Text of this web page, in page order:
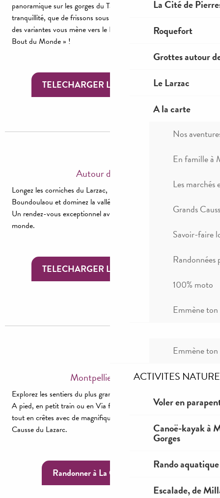
La Cité de
Roquefort
Grottes autour
Le Larzac
A la carte
Nos
En famille à
Les marchés
Grands
Savoir-faire
Randonnées
100% moto
Emmène
Emmène
ACTIVITES NATURE
Voler en
Canoë-kayak à
Gorges
Rando
Escalade, de
panoramique sur les gorges du Tarn. Quelle émotion face à cette
tranquillité, que de frissons sous les falaises du Sauveterre ! Une
des variantes vous mène vers le Roc des Agudes, jusqu’au «
Bout du Monde » !
TELECHARGER LA TOPO FICHE
Autour du Viaduc
Longez les corniches du Larzac, l’impressionnant cirque du
Boundoulaou et dominez la vallée du Tarn et le bassin millavois.
Un rendez-vous exceptionnel avec le plus haut viaduc du
monde.
TELECHARGER LA TOPO FICHE
Montpellier-le-Vieux
Explorez les sentiers du plus grand labyrinthe rocheux d’Europe.
A pied, en petit train ou en Via ferrata, de superbes parcours
tout en crêtes avec de magnifiques vues panoramiques sur le
Causse du Lazarc.
Randonner à La Cité de Pierres